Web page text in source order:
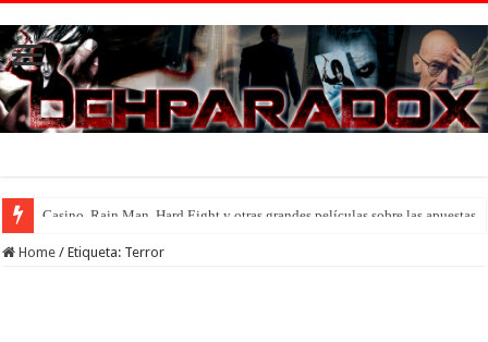
Introducción al maravilloso mundo de ‘Deadly Premonition’
Home / Etiqueta: Terror